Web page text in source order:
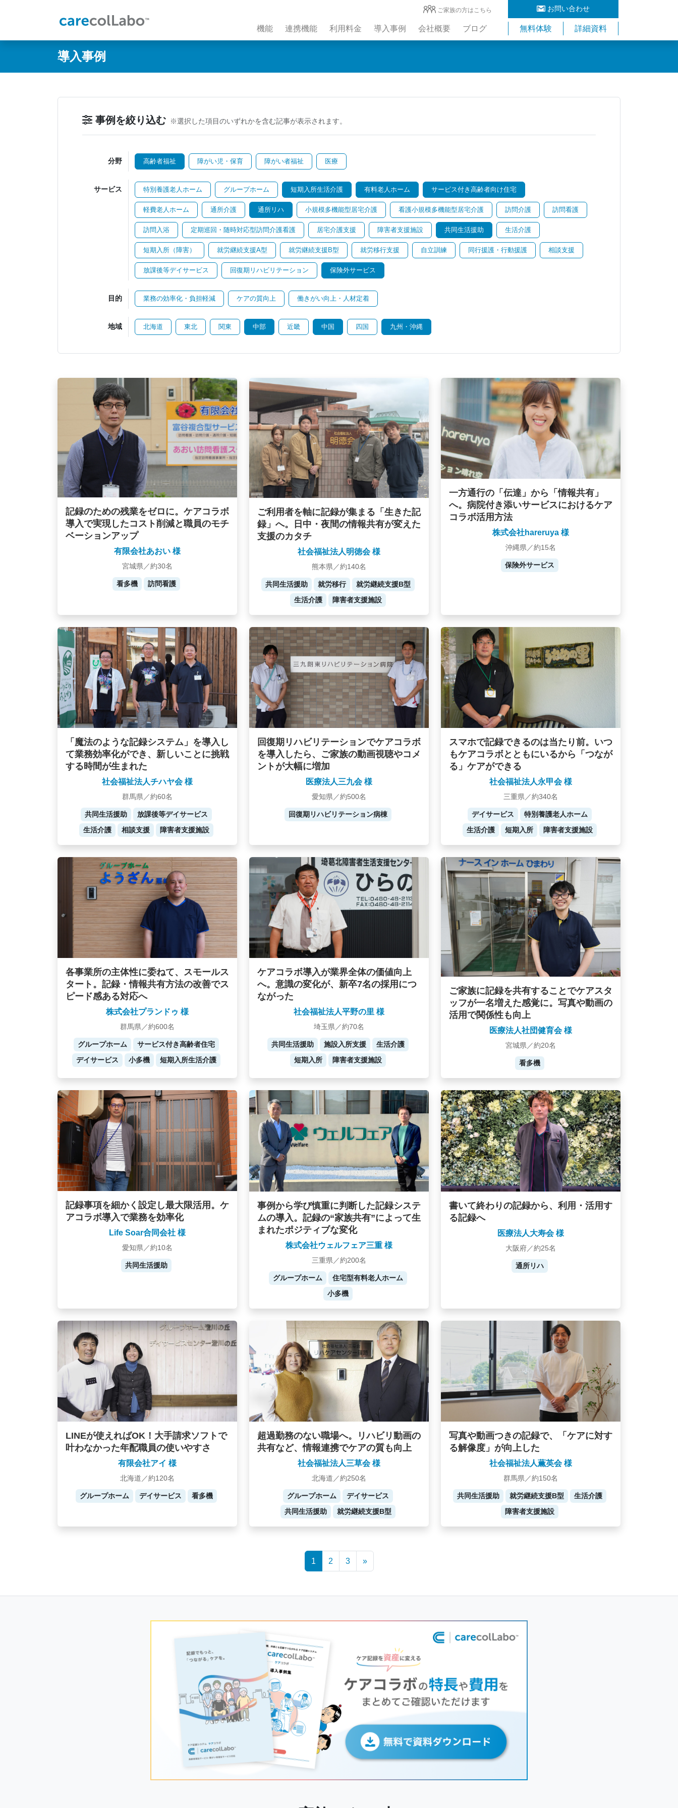
お問い合わせ
ご家族の方はこちら
機能 連携機能 利用料金 導入事例 会社概要 ブログ 無料体験 詳細資料
導入事例
事例を絞り込む ※選択した項目のいずれかを含む記事が表示されます。
分野 高齢者福祉 障がい児・保育 障がい者福祉 医療
サービス 特別養護老人ホーム グループホーム 短期入所生活介護 有料老人ホーム サービス付き高齢者向け住宅
軽費老人ホーム 通所介護 通所リハ 小規模多機能型居宅介護 看護小規模多機能型居宅介護 訪問介護 訪問看護
訪問入浴 定期巡回・随時対応型訪問介護看護 居宅介護支援 障害者支援施設 共同生活援助 生活介護
短期入所（障害） 就労継続支援A型 就労継続支援B型 就労移行支援 自立訓練 同行援護・行動援護 相談支援
放課後等デイサービス 回復期リハビリテーション 保険外サービス
目的 業務の効率化・負担軽減 ケアの質向上 働きがい向上・人材定着
地域 北海道 東北 関東 中部 近畿 中国 四国 九州・沖縄
記録のための残業をゼロに。ケアコラボ
導入で実現したコスト削減と職員のモチ
ベーションアップ
有限会社あおい 様
宮城県／約30名
看多機 訪問看護
ご利用者を軸に記録が集まる「生きた記
録」へ。日中・夜間の情報共有が変えた
支援のカタチ
社会福祉法人明徳会 様
熊本県／約140名
共同生活援助 就労移行
就労継続支援B型
生活介護
障害者支援施設
一方通行の「伝達」から「情報共有」
へ。病院付き添いサービスにおけるケア
コラボ活用方法
株式会社hareruya 様
沖縄県／約15名
保険外サービス
「魔法のような記録システム」を導入し
て業務効率化ができ、新しいことに挑戦
する時間が生まれた
社会福祉法人チハヤ会 様
群馬県／約60名
共同生活援助
放課後等デイサービス
生活介護
相談支援 障害者支援施設
回復期リハビリテーションでケアコラボ
を導入したら、ご家族の動画視聴やコメ
ントが大幅に増加
医療法人三九会 様
愛知県／約500名
回復期リハビリテーション病棟
スマホで記録できるのは当たり前。いつ
もケアコラボとともにいるから「つなが
る」ケアができる
社会福祉法人永甲会 様
三重県／約340名
デイサービス
特別養護老人ホーム
生活介護
短期入所 障害者支援施設
各事業所の主体性に委ねて、スモールス
タート。記録・情報共有方法の改善でス
ピード感ある対応へ
株式会社プランドゥ 様
群馬県／約600名
グループホーム
サービス付き高齢者住宅
デイサービス
小多機 短期入所生活介護
ケアコラボ導入が業界全体の価値向上
へ。意識の変化が、新卒7名の採用につ
ながった
社会福祉法人平野の里 様
埼玉県／約70名
共同生活援助 施設入所支援
生活介護
短期入所
障害者支援施設
ご家族に記録を共有することでケアスタ
ッフが一名増えた感覚に。写真や動画の
活用で関係性も向上
医療法人社団健育会 様
宮城県／約20名
看多機
記録事項を細かく設定し最大限活用。ケ
アコラボ導入で業務を効率化
Life Soar合同会社 様
愛知県／約10名
共同生活援助
事例から学び慎重に判断した記録システ
ムの導入。記録の“家族共有”によって生
まれたポジティブな変化
株式会社ウェルフェア三重 様
三重県／約200名
グループホーム
住宅型有料老人ホーム
小多機
書いて終わりの記録から、利用・活用す
る記録へ
医療法人大寿会 様
大阪府／約25名
通所リハ
LINEが使えればOK！大手請求ソフトで
叶わなかった年配職員の使いやすさ
有限会社アイ 様
北海道／約120名
グループホーム デイサービス 看多機
超過勤務のない職場へ。リハビリ動画の
共有など、情報連携でケアの質も向上
社会福祉法人三草会 様
北海道／約250名
グループホーム
デイサービス
共同生活援助
就労継続支援B型
写真や動画つきの記録で、「ケアに対す
る解像度」が向上した
社会福祉法人薫英会 様
群馬県／約150名
共同生活援助 就労継続支援B型
生活介護
障害者支援施設
1 2 3 »